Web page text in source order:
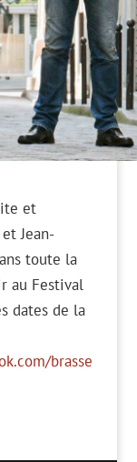
et
Jean-
toute la
au Festival
dates de la
brasse